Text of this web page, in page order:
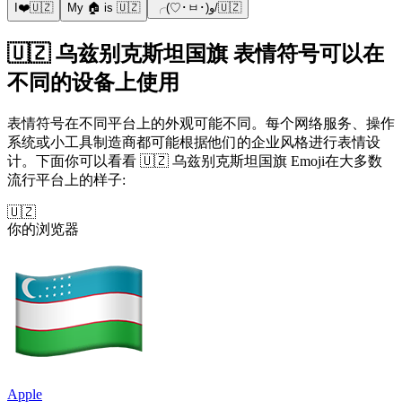
I❤️🇺🇿 My 🏠 is 🇺🇿 ╭(♡･ㅂ･)و/🇺🇿
🇺🇿 乌兹别克斯坦国旗 表情符号可以在
不同的设备上使用
表情符号在不同平台上的外观可能不同。每个网络服务、操作
系统或小工具制造商都可能根据他们的企业风格进行表情设
计。下面你可以看看 🇺🇿 乌兹别克斯坦国旗 Emoji在大多数
流行平台上的样子:
🇺🇿
你的浏览器
Apple